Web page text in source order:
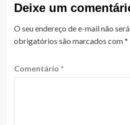
Deixe um
O seu endereço de e-mail não
obrigatórios são marcados com*
Comentário *